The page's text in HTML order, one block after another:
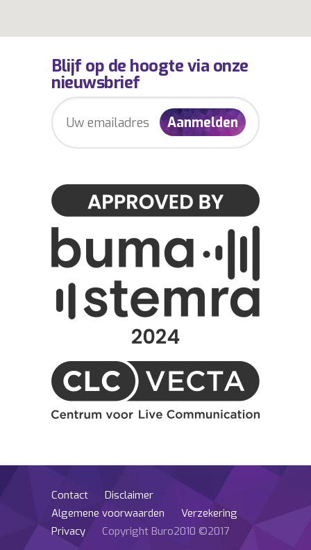
Blijf op de hoogte via onze
nieuwsbrief
Contact
Disclaimer
Algemene voorwaarden
Verzekering
Privacy
Copyright Buro2010 ©2017